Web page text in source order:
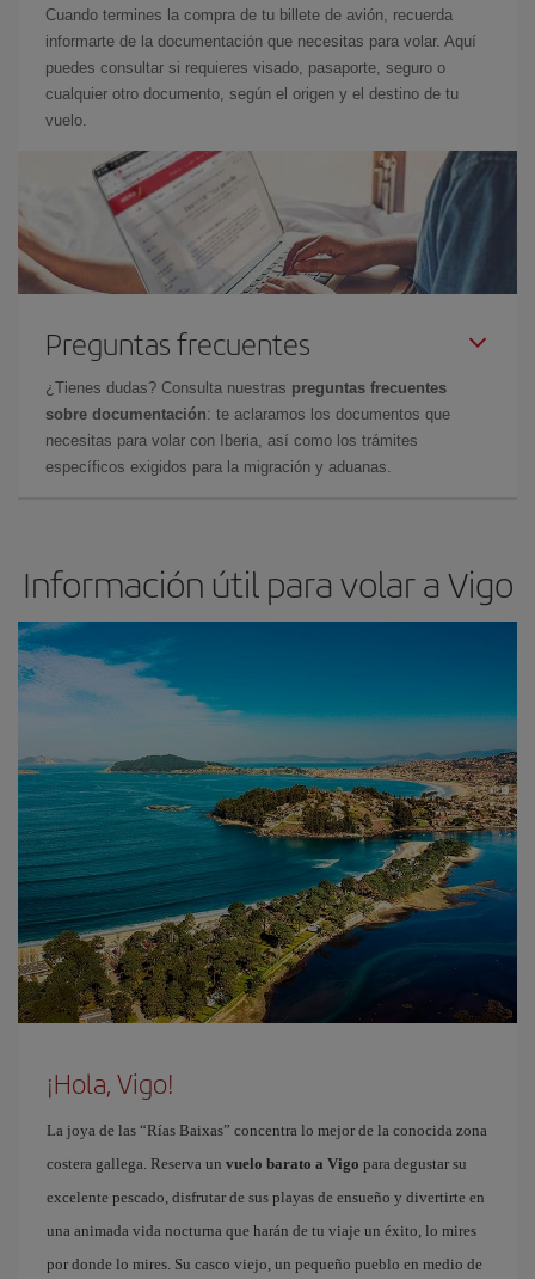
Cuando termines la compra de tu billete de avión, recuerda
informarte de la documentación que necesitas para volar. Aquí
puedes consultar si requieres visado, pasaporte, seguro o
cualquier otro documento, según el origen y el destino de tu
vuelo.
Preguntas frecuentes
¿Tienes dudas? Consulta nuestras preguntas frecuentes
sobre documentación: te aclaramos los documentos que
necesitas para volar con Iberia, así como los trámites
específicos exigidos para la migración y aduanas.
Información útil para volar a Vigo
¡Hola, Vigo!
La joya de las “Rías Baixas” concentra lo mejor de la conocida zona
costera gallega. Reserva un vuelo barato a Vigo para degustar su
excelente pescado, disfrutar de sus playas de ensueño y divertirte en
una animada vida nocturna que harán de tu viaje un éxito, lo mires
por donde lo mires. Su casco viejo, un pequeño pueblo en medio de